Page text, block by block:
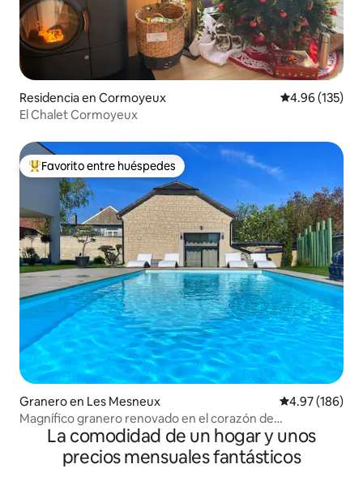
Residencia en Cormoyeux Calificación
4.96 (135)
El Chalet Cormoyeux
De los mejores en Favorito entre huéspedes
Favorito entre huéspedes
Granero en Les Mesneux Calificación
4.97 (186)
Magnífico granero renovado en el corazón de
Champagne
La comodidad de un hogar y unos
precios mensuales fantásticos